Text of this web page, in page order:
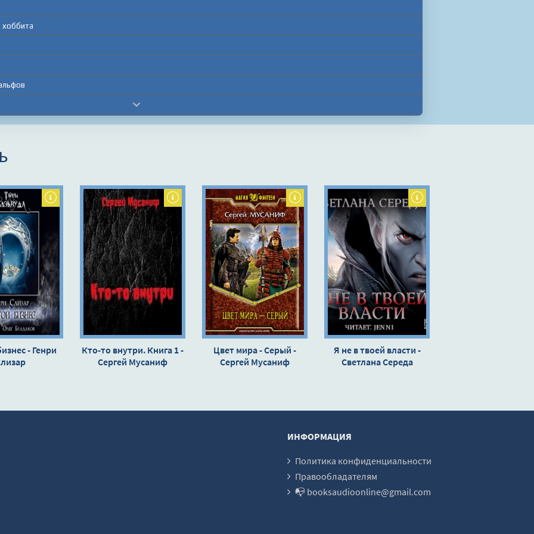
хоббита
в лоб
пришествии
бензином
Продолжение
живых еще одно продолжение
Окончание
- Генри
Кто-то внутри. Книга 1 -
Сергей Мусаниф
Цвет мира - Серый -
Сергей Мусаниф
Я не в твоей власти -
Светлана Середа
ИНФОРМАЦИЯ
Политика конфиденциальности
Правообладателям
📭 booksaudioonline@gmail.com